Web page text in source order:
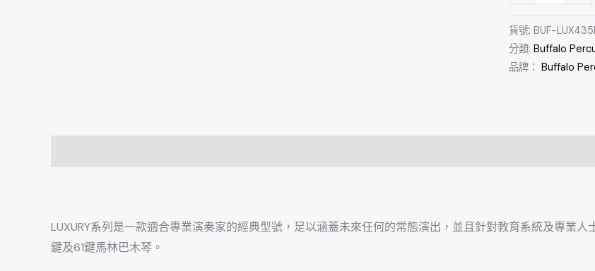
鍵
馬
林
貨號: BUF-
分類: Buffalo
品牌： Buffalo
LUXURY系列是一款適合專業演奏家的經典型號，足以涵蓋未來任何的常態演出，並且針對教育系統及專業
鍵及61鍵馬林巴木琴。